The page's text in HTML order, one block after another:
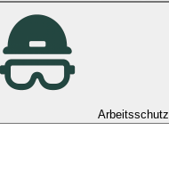
Arbeitsschutz